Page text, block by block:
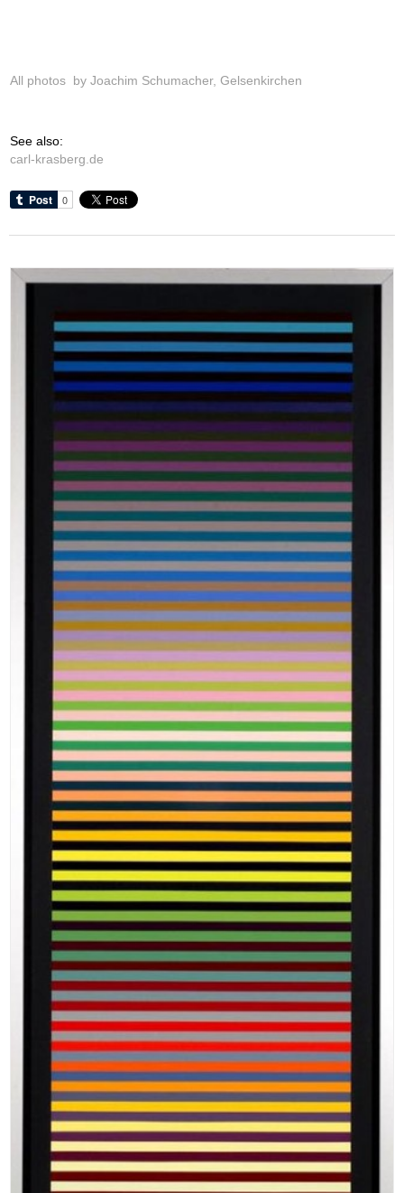
All photos by Joachim Schumacher, Gelsenkirchen
See also:
carl-krasberg.de